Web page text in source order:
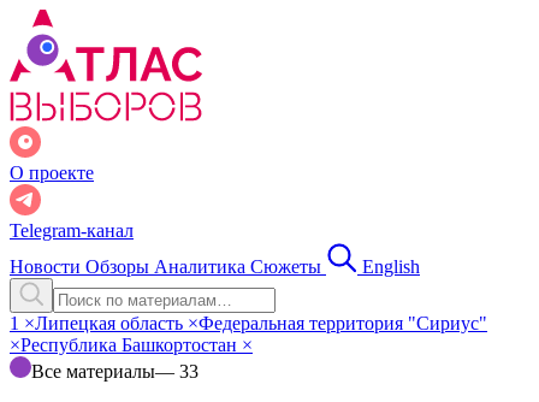
О проекте
Telegram-канал
Новости Обзоры Аналитика Сюжеты English
1 ×Липецкая область ×Федеральная территория "Сириус"
×Республика Башкортостан ×
Все материалы— 33